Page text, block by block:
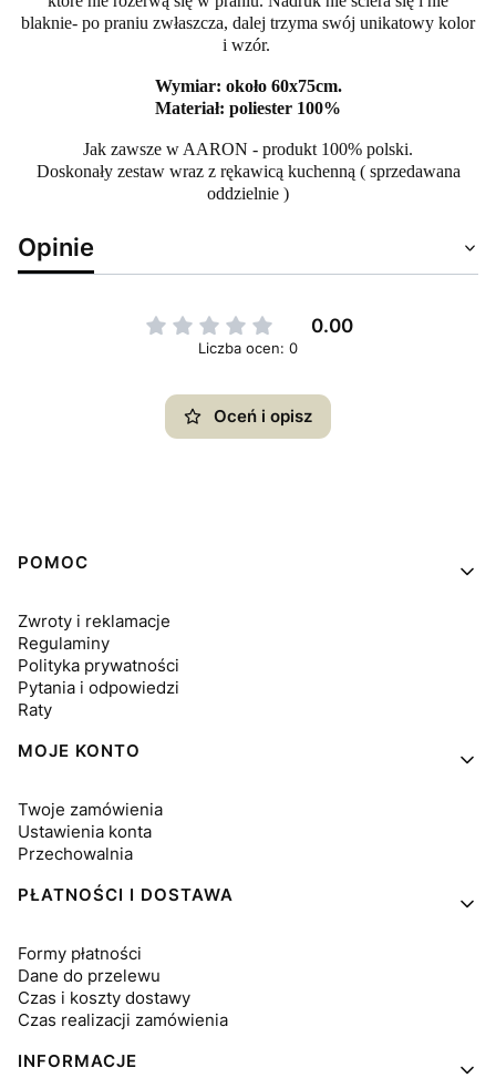
blaknie- po praniu zwłaszcza, dalej trzyma swój unikatowy kolor
i wzór.
Wymiar: około 60x75cm.
Materiał: poliester 100%
Jak zawsze w AARON - produkt 100% polski.
Doskonały zestaw wraz z rękawicą kuchenną ( sprzedawana
oddzielnie )
Opinie
0.00
Liczba ocen: 0
Oceń i opisz
Linki w stopce
POMOC
Zwroty i reklamacje
Regulaminy
Polityka prywatności
Pytania i odpowiedzi
Raty
MOJE KONTO
Twoje zamówienia
Ustawienia konta
Przechowalnia
PŁATNOŚCI I DOSTAWA
Formy płatności
Dane do przelewu
Czas i koszty dostawy
Czas realizacji zamówienia
INFORMACJE